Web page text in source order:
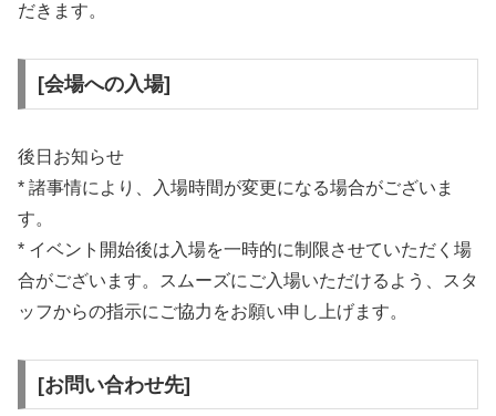
だきます。
[会場への入場]
後日お知らせ
* 諸事情により、入場時間が変更になる場合がございま
す。
* イベント開始後は入場を一時的に制限させていただく場
合がございます。スムーズにご入場いただけるよう、スタ
ッフからの指示にご協力をお願い申し上げます。
[お問い合わせ先]